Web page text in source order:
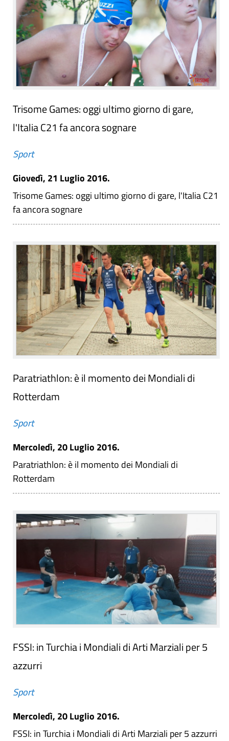
Trisome Games: oggi ultimo giorno di gare,
l'Italia C21 fa ancora sognare
Sport
Giovedì, 21 Luglio 2016.
Trisome Games: oggi ultimo giorno di gare, l'Italia C21
fa ancora sognare
Paratriathlon: è il momento dei Mondiali di
Rotterdam
Sport
Mercoledì, 20 Luglio 2016.
Paratriathlon: è il momento dei Mondiali di
Rotterdam
FSSI: in Turchia i Mondiali di Arti Marziali per 5
azzurri
Sport
Mercoledì, 20 Luglio 2016.
FSSI: in Turchia i Mondiali di Arti Marziali per 5 azzurri